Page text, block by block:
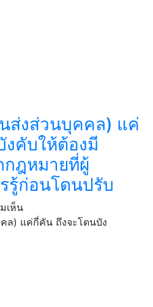
ส่งส่วนบุคคล) แค่
คับให้ต้องมี
กฎหมายที่ผู้
รู้ก่อนโดนปรับ
เห็น
ล) แค่กี่คัน ถึงจะโดนบัง